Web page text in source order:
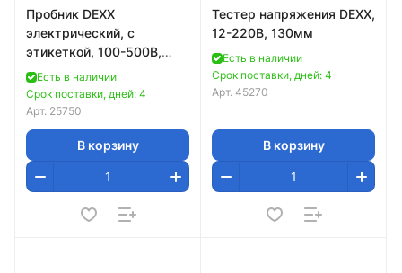
Пробник DEXX
электрический, с
этикеткой, 100-500В,
130мм
Есть в наличии
Срок поставки, дней: 4
Арт. 25750
В корзину
Тестер напряжения DEXX,
12-220В, 130мм
Есть в наличии
Срок поставки, дней: 4
Арт. 45270
В корзину